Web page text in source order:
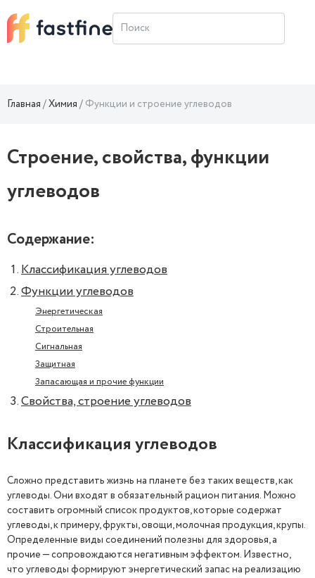
Главная Химия Функции и строение углеводов
Строение, свойства, функции
углеводов
Содержание:
Классификация углеводов
Функции углеводов
Энергетическая
Строительная
Сигнальная
Защитная
Запасающая и прочие функции
Свойства, строение углеводов
Классификация углеводов
Сложно представить жизнь на планете без таких веществ, как
углеводы. Они входят в обязательный рацион питания. Можно
составить огромный список продуктов, которые содержат
углеводы, к примеру, фрукты, овощи, молочная продукция, крупы.
Определенные виды соединений полезны для здоровья, а
прочие — сопровождаются негативным эффектом. Известно,
что углеводы формируют энергетический запас на реализацию